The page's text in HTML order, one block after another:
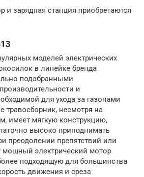
и зарядная станция приобретаются
моделей электрических
в линейке бренда
подобранными
и
для ухода за газонами
несмотря на
имеет мягкую конструкцию,
высоко приподнимать
преодолении препятствий или
мощный электрический мотор
подходящую для большинства
движения и среза